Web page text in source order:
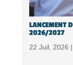
LANCEMENT
2026/2027
22 Juil, 2026 |